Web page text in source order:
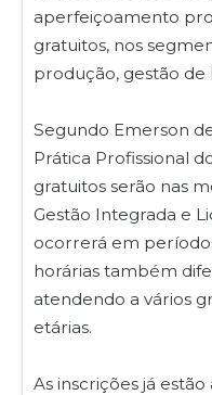
aperfeiçoamento
gratuitos, nos
produção, gestão de
Segundo Emerson
Prática Profissional
gratuitos serão nas
Gestão Integrada e
ocorrerá em
horárias também
atendendo a vários
etárias.
As inscrições já